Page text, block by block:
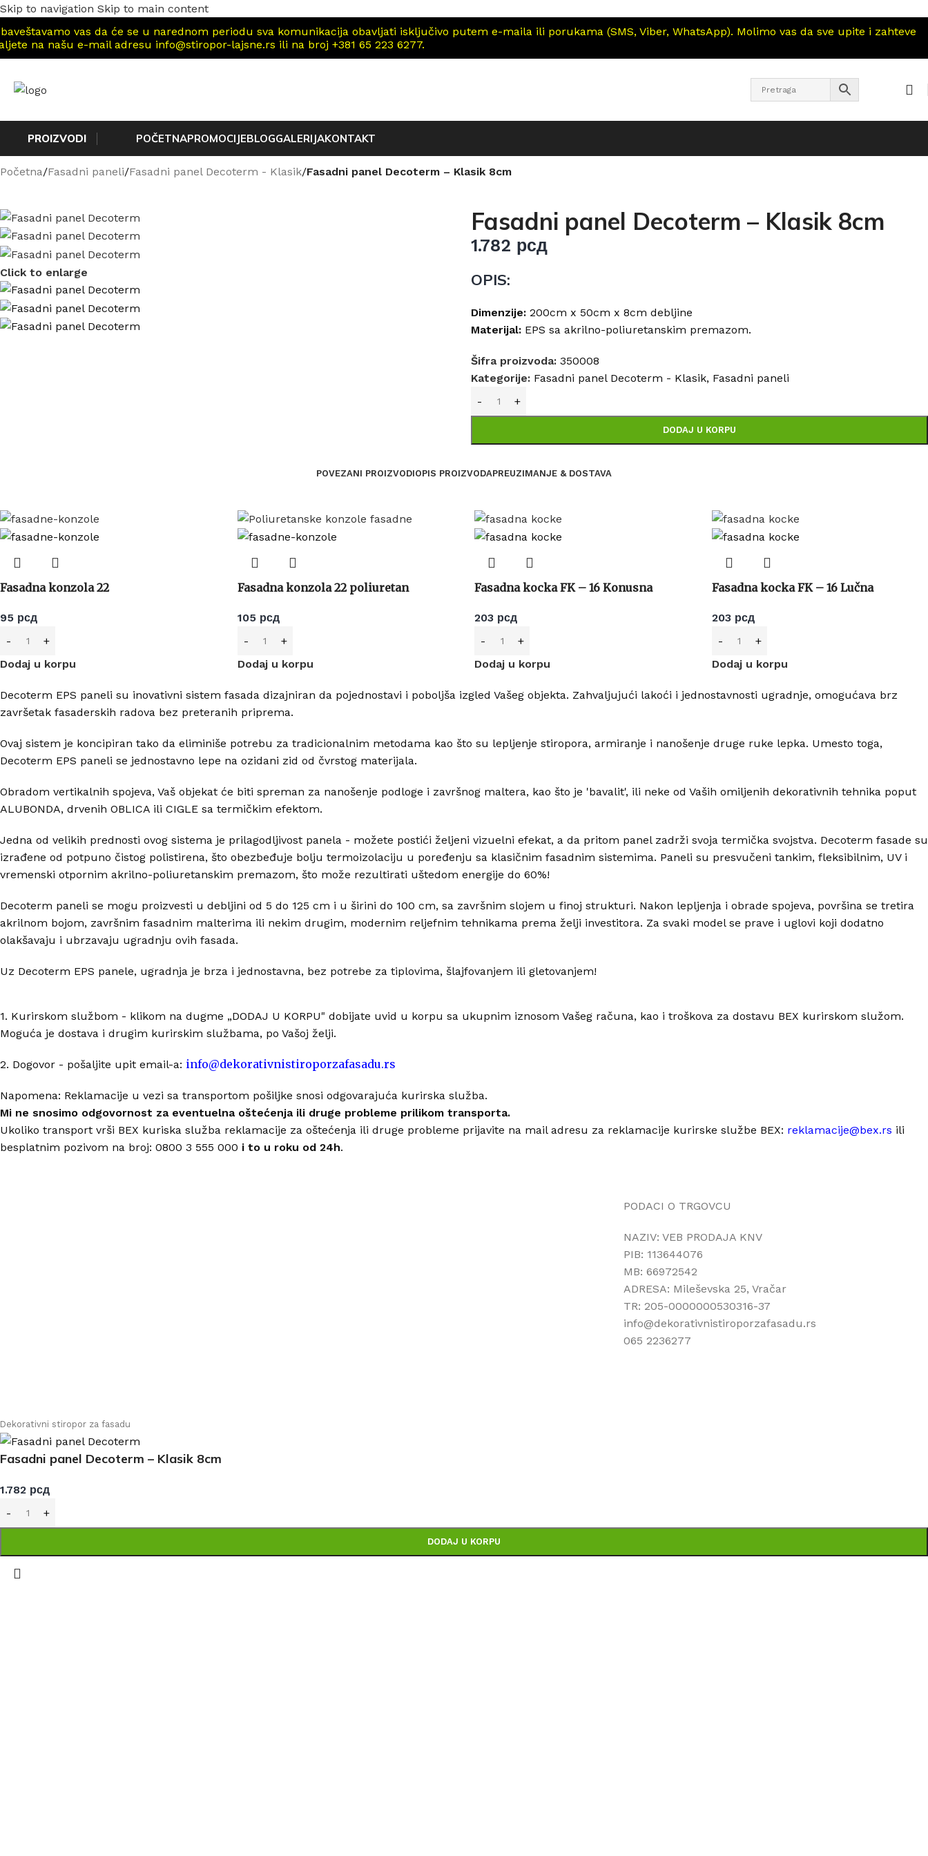
Skip to navigation Skip to main content
vas da će se u narednom periodu sva komunikacija obavljati isključivo putem e-maila ili porukama (SMS, Viber, WhatsApp). Molimo vas da sve upite i zahteve
na našu e-mail adresu info@stiropor-lajsne.rs ili na broj +381 65 223 6277.
PROIZVODI POČETNAPROMOCIJEBLOGGALERIJAKONTAKT
Početna/Fasadni paneli/Fasadni panel Decoterm - Klasik/Fasadni panel Decoterm – Klasik 8cm
Click to enlarge
Fasadni panel Decoterm – Klasik 8cm
1.782 рсд
OPIS:
Dimenzije: 200cm x 50cm x 8cm debljine
Materijal: EPS sa akrilno-poliuretanskim premazom.
Šifra proizvoda: 350008
Kategorije: Fasadni panel Decoterm - Klasik, Fasadni paneli
DODAJ U KORPU
POVEZANI PROIZVODIOPIS PROIZVODAPREUZIMANJE & DOSTAVA
Fasadna konzola 22
95 рсд
Dodaj u korpu
Fasadna konzola 22 poliuretan
105 рсд
Dodaj u korpu
Fasadna kocka FK – 16 Konusna
203 рсд
Dodaj u korpu
Fasadna kocka FK – 16 Lučna
203 рсд
Dodaj u korpu
Decoterm EPS paneli su inovativni sistem fasada dizajniran da pojednostavi i poboljša izgled Vašeg objekta. Zahvaljujući lakoći i jednostavnosti ugradnje, omogućava brz
završetak fasaderskih radova bez preteranih priprema.
Ovaj sistem je koncipiran tako da eliminiše potrebu za tradicionalnim metodama kao što su lepljenje stiropora, armiranje i nanošenje druge ruke lepka. Umesto toga,
Decoterm EPS paneli se jednostavno lepe na ozidani zid od čvrstog materijala.
Obradom vertikalnih spojeva, Vaš objekat će biti spreman za nanošenje podloge i završnog maltera, kao što je 'bavalit', ili neke od Vaših omiljenih dekorativnih tehnika poput
ALUBONDA, drvenih OBLICA ili CIGLE sa termičkim efektom.
Jedna od velikih prednosti ovog sistema je prilagodljivost panela - možete postići željeni vizuelni efekat, a da pritom panel zadrži svoja termička svojstva. Decoterm fasade su
izrađene od potpuno čistog polistirena, što obezbeđuje bolju termoizolaciju u poređenju sa klasičnim fasadnim sistemima. Paneli su presvučeni tankim, fleksibilnim, UV i
vremenski otpornim akrilno-poliuretanskim premazom, što može rezultirati uštedom energije do 60%!
Decoterm paneli se mogu proizvesti u debljini od 5 do 125 cm i u širini do 100 cm, sa završnim slojem u finoj strukturi. Nakon lepljenja i obrade spojeva, površina se tretira
akrilnom bojom, završnim fasadnim malterima ili nekim drugim, modernim reljefnim tehnikama prema želji investitora. Za svaki model se prave i uglovi koji dodatno
olakšavaju i ubrzavaju ugradnju ovih fasada.
Uz Decoterm EPS panele, ugradnja je brza i jednostavna, bez potrebe za tiplovima, šlajfovanjem ili gletovanjem!
1. Kurirskom službom - klikom na dugme „DODAJ U KORPU" dobijate uvid u korpu sa ukupnim iznosom Vašeg računa, kao i troškova za dostavu BEX kurirskom služom.
Moguća je dostava i drugim kurirskim službama, po Vašoj želji.
2. Dogovor - pošaljite upit email-a: info@dekorativnistiroporzafasadu.rs
Napomena: Reklamacije u vezi sa transportom pošiljke snosi odgovarajuća kurirska služba.
Mi ne snosimo odgovornost za eventuelna oštećenja ili druge probleme prilikom transporta.
Ukoliko transport vrši BEX kuriska služba reklamacije za oštećenja ili druge probleme prijavite na mail adresu za reklamacije kurirske službe BEX: reklamacije@bex.rs ili
besplatnim pozivom na broj: 0800 3 555 000 i to u roku od 24h.
PODACI O TRGOVCU
NAZIV: VEB PRODAJA KNV
PIB: 113644076
MB: 66972542
ADRESA: Mileševska 25, Vračar
TR: 205-0000000530316-37
info@dekorativnistiroporzafasadu.rs
065 2236277
Dekorativni stiropor za fasadu
Fasadni panel Decoterm – Klasik 8cm
1.782 рсд
DODAJ U KORPU